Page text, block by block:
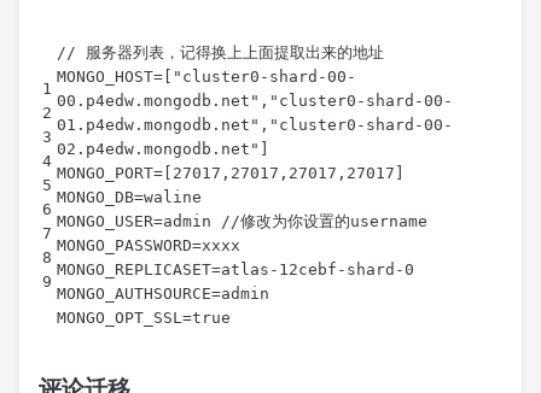
MONGO_HOST=["cluster0-shard-00-
00.p4edw.mongodb.net","cluster0-shard-00-
01.p4edw.mongodb.net","cluster0-shard-00-